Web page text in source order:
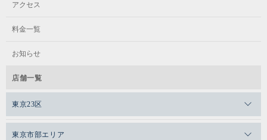
アクセス
料金一覧
お知らせ
店舗一覧
東京23区
東京市部エリア